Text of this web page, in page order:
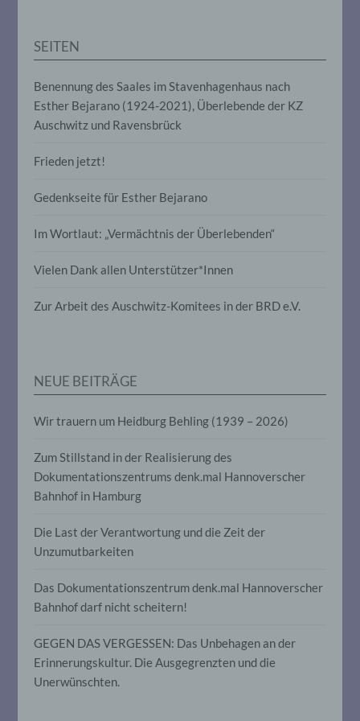
SEITEN
Benennung des Saales im Stavenhagenhaus nach
Esther Bejarano (1924-2021), Überlebende der KZ
Auschwitz und Ravensbrück
Frieden jetzt!
Gedenkseite für Esther Bejarano
Im Wortlaut: „Vermächtnis der Überlebenden“
Vielen Dank allen Unterstützer*Innen
Zur Arbeit des Auschwitz-Komitees in der BRD e.V.
NEUE BEITRÄGE
Wir trauern um Heidburg Behling (1939 – 2026)
Zum Stillstand in der Realisierung des
Dokumentationszentrums denk.mal Hannoverscher
Bahnhof in Hamburg
Die Last der Verantwortung und die Zeit der
Unzumutbarkeiten
Das Dokumentationszentrum denk.mal Hannoverscher
Bahnhof darf nicht scheitern!
GEGEN DAS VERGESSEN: Das Unbehagen an der
Erinnerungskultur. Die Ausgegrenzten und die
Unerwünschten.
Bereitstellung, den Abgleich oder die
Löschen oder die Vernichtung.
Markierung gespeicherter
personenbezogener Daten mit dem Ziel,
e) Profiling
Profiling ist jede Art der automatisierten
Aspekte, die sich auf eine natürliche
Person beziehen, zu bewerten,
Arbeitsleistung, wirtschaftlicher Lage,
Interessen, Zuverlässigkeit, Verhalten,
Aufenthaltsort oder Ortswechsel dieser
natürlichen Person zu analysieren oder
vorherzusagen.
f) Pseudonymisierung
Pseudonymisierung ist die Verarbeitung
personenbezogener Daten in einer Weise,
auf welche die personenbezogenen Daten
Informationen nicht mehr einer
spezifischen betroffenen Person
zugeordnet werden können, sofern diese
zusätzlichen Informationen gesondert